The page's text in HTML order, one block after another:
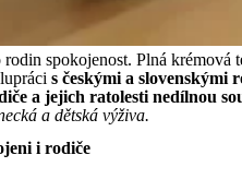
spokojenost. Plná
s českými a slovenskými
a jejich ratolesti nedílnou
a dětská výživa.
i rodiče